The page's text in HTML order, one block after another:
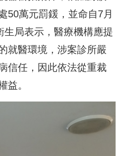
50萬元罰鍰，並命自7月
生局表示，醫療機構應提
就醫環境，涉案診所嚴
信任，因此依法從重裁
益。